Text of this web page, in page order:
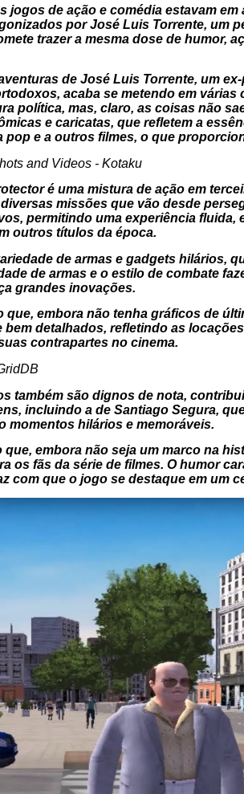
jogos de ação e comédia estavam em
por José Luis Torrente, um
trazer a mesma dose de humor,
de José Luis Torrente, um
acaba se metendo em
política, mas, claro, as coisas não
e caricatas, que refletem a
e a outros filmes, o que
é uma mistura de ação em
missões que vão desde
permitindo uma experiência fluida,
outros títulos da época.
de armas e gadgets hilários,
de armas e o estilo de combate
grandes inovações.
que, embora não tenha gráficos de
detalhados, refletindo as
contrapartes no cinema.
também são dignos de nota,
incluindo a de Santiago Segura,
momentos hilários e memoráveis.
embora não seja um marco na
os fãs da série de filmes. O humor
com que o jogo se destaque em um